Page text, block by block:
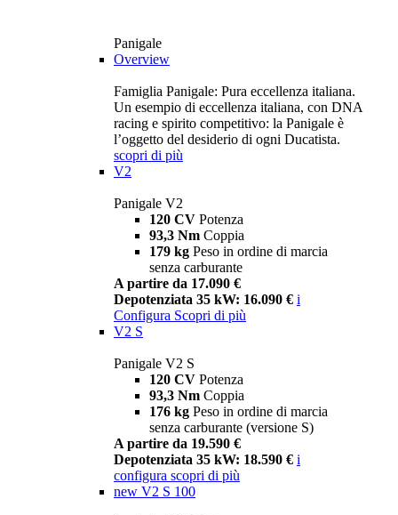
Panigale
Overview
Famiglia Panigale: Pura eccellenza italiana.
Un esempio di eccellenza italiana, con DNA
racing e spirito competitivo: la Panigale è
l’oggetto del desiderio di ogni Ducatista.
scopri di più
V2
Panigale V2
120 CV Potenza
93,3 Nm Coppia
179 kg Peso in ordine di marcia
senza carburante
A partire da 17.090 €
Depotenziata 35 kW: 16.090 € i
Configura Scopri di più
V2 S
Panigale V2 S
120 CV Potenza
93,3 Nm Coppia
176 kg Peso in ordine di marcia
senza carburante (versione S)
A partire da 19.590 €
Depotenziata 35 kW: 18.590 € i
configura scopri di più
new V2 S 100